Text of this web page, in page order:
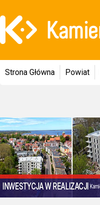
Strona Główna Powiat